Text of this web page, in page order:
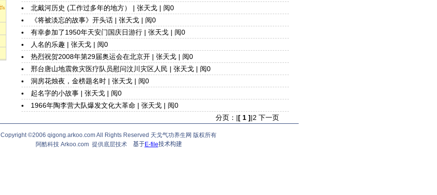
北戴河历史 (工作过多年的地方）
| 张天戈 | 阅0
《将被淡忘的故事》开头话 | 张天戈 | 阅0
有幸参加了1950年天安门国庆日游行 | 张天戈 | 阅0
人名的乐趣 | 张天戈 | 阅0
热烈祝贺2008年第29届奥运会在北京开 | 张天戈 | 阅0
邢台唐山地震救灾医疗队员慰问汶川灾区人民 | 张天戈 | 阅0
洞房花烛夜，金榜题名时 | 张天戈 | 阅0
起名字的小故事 | 张天戈 | 阅0
1966年陶李营大队爆发文化大革命 | 张天戈 | 阅0
分页：|[ 1 ]|2 下一页
Copyright ©2006 qigong.arkoo.com All Rights Reserved 天戈气功养生网 版权所有
阿酷科技 Arkoo.com 提供底层技术基于E-file技术构建